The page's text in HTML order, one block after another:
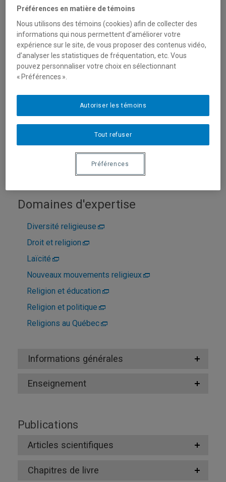
Département de sciences des religions
Courriel:melanson.marie-eve@uqam.ca
Téléphone: (514) 987-3000 poste 20934
: Français, Anglais
Domaines d'expertise
Diversité religieuse
Droit et religion
Laïcité
Nouveaux mouvements religieux
Religion et éducation
Religion et politique
Religions au Québec
Informations générales
Enseignement
Publications
Articles scientifiques
Chapitres de livre
Préférences en matière de témoins
Nous utilisons des témoins (cookies) afin de collecter des
informations qui nous permettent d’améliorer votre
expérience sur le site, de vous proposer des contenus vidéo,
d’analyser les statistiques de fréquentation, etc. Vous
pouvez personnaliser votre choix en sélectionnant
« Préférences ».
Tout refuser
Autoriser les témoins
Préférences